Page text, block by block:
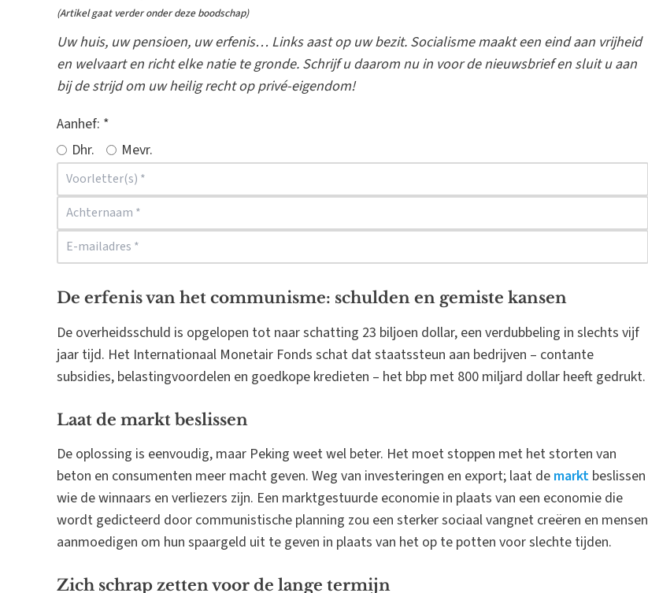
(Artikel gaat verder onder deze boodschap)
Uw huis, uw pensioen, uw erfenis… Links aast op uw bezit. Socialisme maakt een eind aan vrijheid
en welvaart en richt elke natie te gronde. Schrijf u daarom nu in voor de nieuwsbrief en sluit u aan
bij de strijd om uw heilig recht op privé-eigendom!
Aanhef: *
Dhr.
Mevr.
De erfenis van het communisme: schulden en gemiste kansen
De overheidsschuld is opgelopen tot naar schatting 23 biljoen dollar, een verdubbeling in slechts vijf
jaar tijd. Het Internationaal Monetair Fonds schat dat staatssteun aan bedrijven – contante
subsidies, belastingvoordelen en goedkope kredieten – het bbp met 800 miljard dollar heeft gedrukt.
Laat de markt beslissen
De oplossing is eenvoudig, maar Peking weet wel beter. Het moet stoppen met het storten van
beton en consumenten meer macht geven. Weg van investeringen en export; laat de markt beslissen
wie de winnaars en verliezers zijn. Een marktgestuurde economie in plaats van een economie die
wordt gedicteerd door communistische planning zou een sterker sociaal vangnet creëren en mensen
aanmoedigen om hun spaargeld uit te geven in plaats van het op te potten voor slechte tijden.
Zich schrap zetten voor de lange termijn